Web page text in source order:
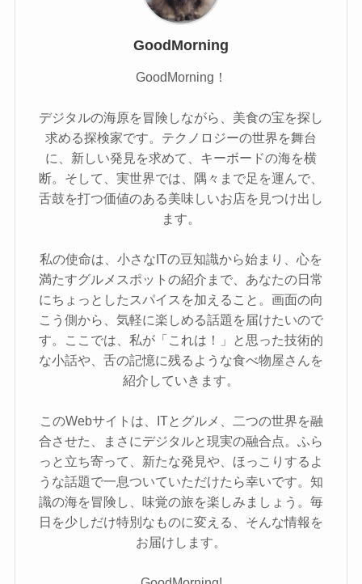
GoodMorning
GoodMorning！
デジタルの海原を冒険しながら、美食の宝を探し
求める探検家です。テクノロジーの世界を舞台
に、新しい発見を求めて、キーボードの海を横
断。そして、実世界では、隅々まで足を運んで、
舌鼓を打つ価値のある美味しいお店を見つけ出し
ます。
私の使命は、小さなITの豆知識から始まり、心を
満たすグルメスポットの紹介まで、あなたの日常
にちょっとしたスパイスを加えること。画面の向
こう側から、気軽に楽しめる話題を届けたいので
す。ここでは、私が「これは！」と思った技術的
な小話や、舌の記憶に残るような食べ物屋さんを
紹介していきます。
このWebサイトは、ITとグルメ、二つの世界を融
合させた、まさにデジタルと現実の融合点。ふら
っと立ち寄って、新たな発見や、ほっこりするよ
うな話題で一息ついていただけたら幸いです。知
識の海を冒険し、味覚の旅を楽しみましょう。毎
日を少しだけ特別なものに変える、そんな情報を
お届けします。